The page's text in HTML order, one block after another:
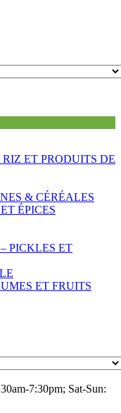
ET PRODUITS DE
& CÉRÉALES
ÉPICES
PICKLES ET
ET FRUITS
7:30pm; Sat-Sun: